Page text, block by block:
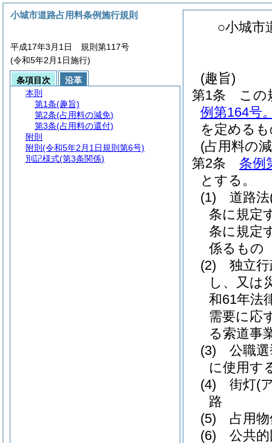
○小城市
(趣旨)
第1条
この
例第164号
を定める
(占用料の
第2条
条例
とする。
(1)
道路法
条に規定
条に規定
係るもの
(2)
独立
し、又は
和61年法
需要に応
る索道事
(3)
公職
に使用す
(4)
街灯(
路
(5)
占用
(6)
公共
小城市道路占用料条例施行規則
平成17年3月1日 規則第117号
(令和5年2月1日施行)
条項目次
沿革
本則
第1条(趣旨)
第2条(占用料の減免)
第3条(占用料の還付)
附則
附則 (令和5年2月1日規則第6号)
別記様式(第3条関係)